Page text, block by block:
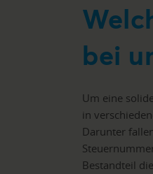
bei
Um eine
in
Darunter
Bestandteil